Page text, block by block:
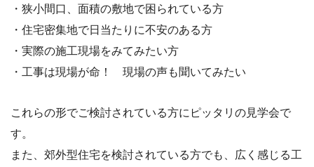
・狭小間口、面積の敷地で困られている方
・住宅密集地で日当たりに不安のある方
・実際の施工現場をみてみたい方
・工事は現場が命！ 現場の声も聞いてみたい
これらの形でご検討されている方にピッタリの見学会で
す。
また、郊外型住宅を検討されている方でも、広く感じる工